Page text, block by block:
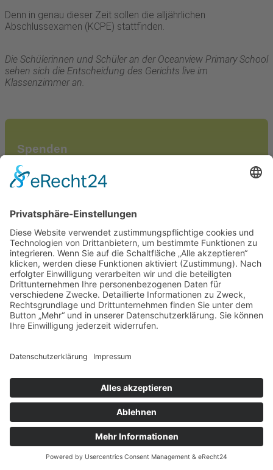
Denn in genau dieser Zeit sollen die alljährlichen
Abschlussexamen (KCPE) stattfinden.
Die Schülerinnen und Schüler an der Oceanview Primary School
sehen sich die Entscheidung des Gerichts live im
Klassenzimmer an.
Spenden
Jeder Euro hat seinen Sinn, egal ob Sie eine Schulbank
oder den Bau einer neuen Schule finanzieren wollen.
JETZT SPENDEN
Datenschutz